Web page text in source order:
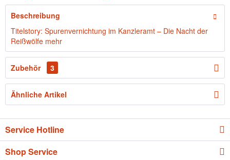
Beschreibung
Titelstory: Spurenvernichtung im Kanzleramt – Die Nacht der
Reißwölfe mehr
Zubehör 3
Ähnliche Artikel
Service Hotline
Shop Service